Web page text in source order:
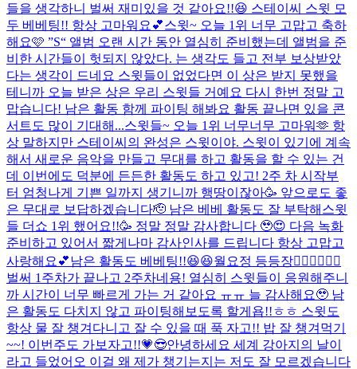
들을 생각하니 벌써 재미있을 것 같아요!!😆 스테이씨 스윗 모
두 베베팅!! 항상 고마워요💕스윗~ 오늘 1위 너무 고맙고 축하
해요🩷 ”S“ 앨범 오랜 시간 동안 열심히 준비했는데 앨범을 준
비한 시간들이 헛되지 않았다. 는 생각도 들고 전부 보상받았
다는 생각이 드네요 스윗들이 없었다면 이 상은 받지 못했을
테니까 오늘 받은 상은 우리 스윗들 거예요 다시 한번 정말 고
맙습니다! 남은 활동 함께 파이팅 해봐요 활동 끝나면 있을 콘
서트도 많이 기대해...스윗들~ 오늘 1위 너무너무 고마워🫶 항
상 말하지만 스테이씨의 완성은 스윗이야. 스윗이 있기에 계속
해서 새로운 음악을 만들고 무대를 하고 활동을 할 수 있는 건
데 이번에도 덕분에 든든한 활동도 하고 있고! 2주 차 시작부
터 엄청나게 기쁜 일까지 생기니까 행땅이잖아🥳 앞으로도 좋
은 무대로 보답하겠습니다🫡 남은 베베 활동도 잘 부탁해 스윗
들 더쇼 1위 했어요!!🥳 정말 정말 감사합니다 🥹😍 다음 녹화
준비하고 있어서 짧게나마 감사인사를 드립니다 항상 고맙고
사랑해요💕남은 활동도 베베팅!!😆😆월요정 등등장🧚🏻‍♀️🧚🏻‍♀️
벌써 1주차가 끝나고 2주차네용! 열심히 스윗들이 응원해주니
까 시간이 너무 빠르게 가는 거 같아요 ㅠㅠ 늘 감사해요🥹 남
은 활동도 다치지 않고 파이팅해보도록 할게욥!!ㅎㅎ 스윗도
항상 물 잘 챙겨다니고 잘 수 있을 때 푹 자고!! 밥 잘 챙겨먹기
~~! 이번주도 가보자고!!💗😎안녕하세요 세계 강아지의 날이
라고 들었어오 이걸 왜 제가 챙기는지는 저도 잘 모르겠습니다